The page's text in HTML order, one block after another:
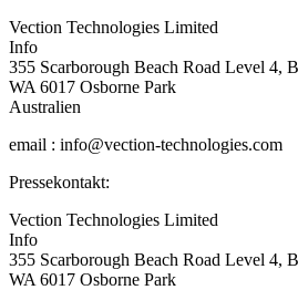
Vection Technologies Limited
Info
355 Scarborough Beach Road Level 4,
WA 6017 Osborne Park
Australien
email : info@vection-technologies.com
Pressekontakt:
Vection Technologies Limited
Info
355 Scarborough Beach Road Level 4,
WA 6017 Osborne Park